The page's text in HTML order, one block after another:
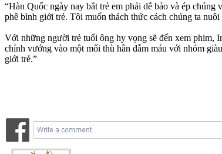
“Hàn Quốc ngày nay bắt trẻ em phải dễ bảo và ép
phê bình giới trẻ. Tôi muốn thách thức cách chúng ta nuôi
Với những người trẻ tuổi ông hy vọng sẽ đến xem phim,
chính vướng vào một mối thù hằn đẫm máu với nhóm
giới trẻ.”